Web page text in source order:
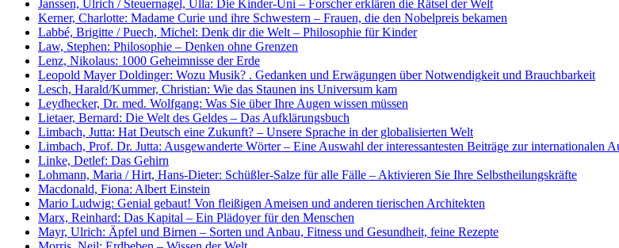
Janssen, Ulrich / Steuernagel, Ulla: Die Kinder-Uni – Forscher erklären die Rätsel der Welt
Kerner, Charlotte: Madame Curie und ihre Schwestern – Frauen, die den Nobelpreis bekamen
Labbé, Brigitte / Puech, Michel: Denk dir die Welt – Philosophie für Kinder
Law, Stephen: Philosophie – Denken ohne Grenzen
Lenz, Nikolaus: 1000 Geheimnisse der Erde
Leopold Mayer Doldinger: Wozu Musik? . Gedanken und Erwägungen über Notwendigkeit und Brauchbarkeit
Lesch, Harald/Kummer, Christian: Wie das Staunen ins Universum kam
Leydhecker, Dr. med. Wolfgang: Was Sie über Ihre Augen wissen müssen
Lietaer, Bernard: Die Welt des Geldes – Das Aufklärungsbuch
Limbach, Jutta: Hat Deutsch eine Zukunft? – Unsere Sprache in der globalisierten Welt
Limbach, Prof. Dr. Jutta: Ausgewanderte Wörter – Eine Auswahl der interessantesten Beiträge zur internationalen
Linke, Detlef: Das Gehirn
Lohmann, Maria / Hirt, Hans-Dieter: Schüßler-Salze für alle Fälle – Aktivieren Sie Ihre Selbstheilungskräfte
Macdonald, Fiona: Albert Einstein
Mario Ludwig: Genial gebaut! Von fleißigen Ameisen und anderen tierischen Architekten
Marx, Reinhard: Das Kapital – Ein Plädoyer für den Menschen
Mayr, Ulrich: Äpfel und Birnen – Sorten und Anbau, Fitness und Gesundheit, feine Rezepte